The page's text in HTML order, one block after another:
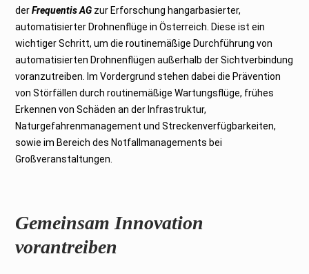
derFrequentis AG zur Erforschung hangarbasierter,
automatisierter Drohnenflüge in Österreich. Diese ist ein
wichtiger Schritt, um die routinemäßige Durchführung von
automatisierten Drohnenflügen außerhalb der Sichtverbindung
voranzutreiben. Im Vordergrund stehen dabei die Prävention
von Störfällen durch routinemäßige Wartungsflüge, frühes
Erkennen von Schäden an der Infrastruktur,
Naturgefahrenmanagement und Streckenverfügbarkeiten,
sowie im Bereich des Notfallmanagements bei
Großveranstaltungen.
Gemeinsam Innovation
vorantreiben